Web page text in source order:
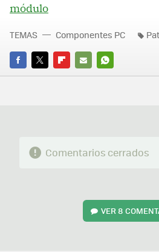
módulo
FACEBOOK
TWITTERFLIPBOARD
E-
WHATSAPP
TEMAS Componentes PC
Comentarios cerrados
VER8